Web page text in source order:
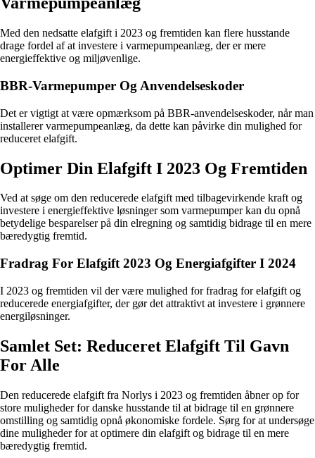
Med den nedsatte elafgift i 2023 og fremtiden kan flere husstande
drage fordel af at investere i varmepumpeanlæg, der er mere
energieffektive og miljøvenlige.
BBR-Varmepumper Og Anvendelseskoder
Det er vigtigt at være opmærksom på BBR-anvendelseskoder, når man
installerer varmepumpeanlæg, da dette kan påvirke din mulighed for
reduceret elafgift.
Optimer Din Elafgift I 2023 Og Fremtiden
Ved at søge om den reducerede elafgift med tilbagevirkende kraft og
investere i energieffektive løsninger som varmepumper kan du opnå
betydelige besparelser på din elregning og samtidig bidrage til en mere
bæredygtig fremtid.
Fradrag For Elafgift 2023 Og Energiafgifter I 2024
I 2023 og fremtiden vil der være mulighed for fradrag for elafgift og
reducerede energiafgifter, der gør det attraktivt at investere i grønnere
energiløsninger.
Samlet Set: Reduceret Elafgift Til Gavn
For Alle
Den reducerede elafgift fra Norlys i 2023 og fremtiden åbner op for
store muligheder for danske husstande til at bidrage til en grønnere
omstilling og samtidig opnå økonomiske fordele. Sørg for at undersøge
dine muligheder for at optimere din elafgift og bidrage til en mere
bæredygtig fremtid.